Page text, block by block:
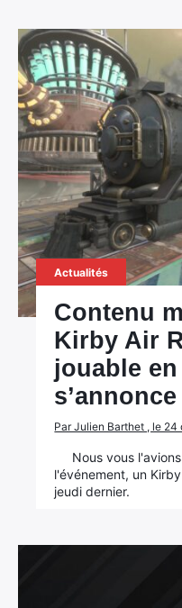
Actualités
Contenu
Kirby Air
jouable
Par Julien Barthet , le
Nous vous
l'événement, un
jeudi dernier.